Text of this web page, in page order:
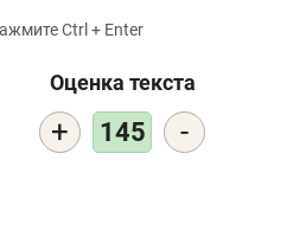
Ctrl + Enter
Оценка текста
+ 145 -